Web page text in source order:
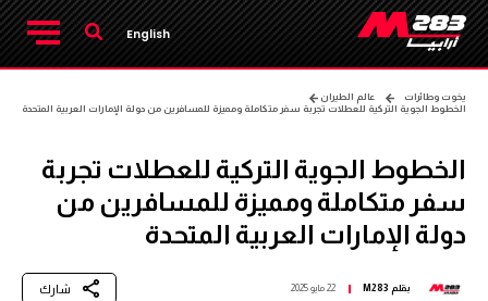
English
يخوت وطائرات
عالم الطيران
الخطوط الجوية التركية للعطلات تجربة سفر متكاملة ومميزة للمسافرين من دولة الإمارات العربية المتحدة
الخطوط الجوية التركية للعطلات تجربة
سفر متكاملة ومميزة للمسافرين من
دولة الإمارات العربية المتحدة
بقلم M283 22 مايو 2025 شارك